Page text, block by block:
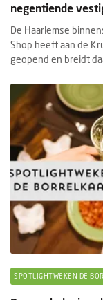
negentiende
De Haarlemse
Shop heeft aan de
geopend en breidt
SPOTLIGHTWEKEN DE